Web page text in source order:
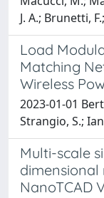
J. A.; Brunetti,
Load
Matching
Wireless
2023-01-01
Strangio, S.;
Multi-scale
dimensional
NanoTCAD